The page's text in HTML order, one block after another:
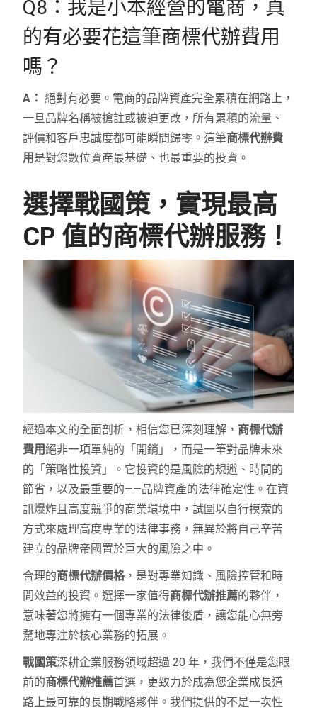
Q8：我是小本經營的電商，真
的有必要花這筆商標代辦費用
嗎？
A： 絕對有必要。電商的品牌資產完全累積在網路上，
一旦品牌名稱被搶註或被迫更改，所有累積的流量、
評價和客戶忠誠度都可能瞬間歸零。這筆商標代辦費
用 是對您數位資產最基礎、也最重要的投資。
選擇戰國策，實現最高
CP 值的商標代辦服務！
經過本文的全面剖析，相信您已深刻理解， 商標代辦
費用絕非一項單純的「開銷」，而是一筆對品牌未來
的「策略性投資」。它投資的是風險的規避、時間的
節省，以及最重要的——品牌資產的法律確定性。在資
訊爆炸且高度競爭的商業環境中，試圖以自行摸索的
方式來處理高度專業的法律事務，無異於將自己辛苦
建立的品牌帝國置於巨大的風險之中。
合理的商標代辦價格，是對專業知識、風險控管和時
間效益的投資。選擇一家值得商標代辦推薦的夥伴，
意味著您將擁有一個專業的法律後盾，讓您能心無旁
騖地專注於核心業務的拓展。
戰國策深耕企業服務領域超過 20 年，我們不僅是您眼
前的商標代辦推薦首選，更致力於成為您企業成長道
路上最可靠的長期戰略夥伴。我們提供的不是一次性